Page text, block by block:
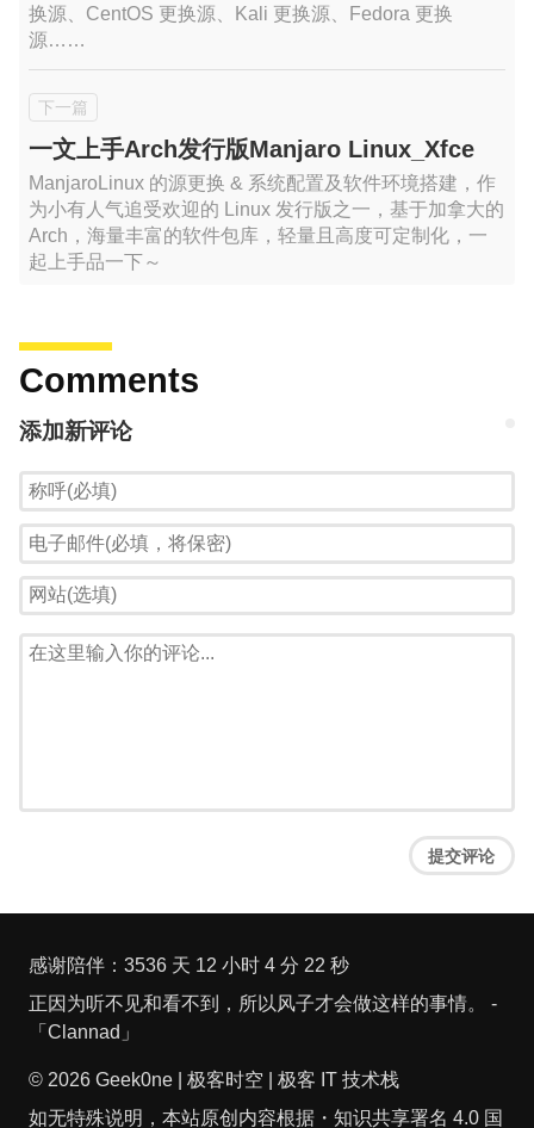
换源、CentOS 更换源、Kali 更换源、Fedora 更换
源……
一文上手Arch发行版Manjaro Linux_Xfce
ManjaroLinux 的源更换 & 系统配置及软件环境搭建，作
为小有人气追受欢迎的 Linux 发行版之一，基于加拿大的
Arch，海量丰富的软件包库，轻量且高度可定制化，一
起上手品一下～
Comments
添加新评论
提交评论
感谢陪伴： 3536 天 12 小时 4 分 22 秒
正因为听不见和看不到，所以风子才会做这样的事情。 -
「Clannad」
© 2026 Geek0ne | 极客时空 | 极客 IT 技术栈
如无特殊说明，本站原创内容根据・ 知识共享署名 4.0 国